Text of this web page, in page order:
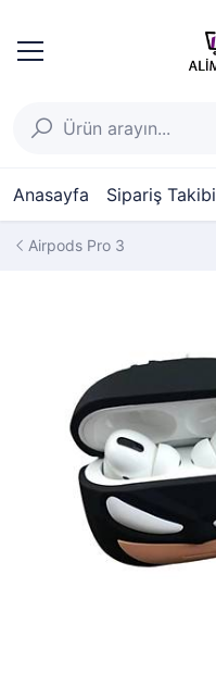
Anasayfa Sipariş Takibi
Airpods Pro 3